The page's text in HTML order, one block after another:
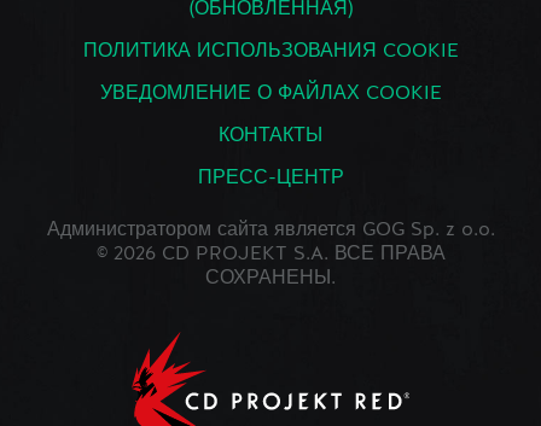
(ОБНОВЛЕННАЯ)
ПОЛИТИКА ИСПОЛЬЗОВАНИЯ COOKIE
УВЕДОМЛЕНИЕ О ФАЙЛАХ COOKIE
КОНТАКТЫ
ПРЕСС-ЦЕНТР
Администратором сайта является GOG Sp. z o.o.
© 2026 CD PROJEKT S.A. ВСЕ ПРАВА
СОХРАНЕНЫ.